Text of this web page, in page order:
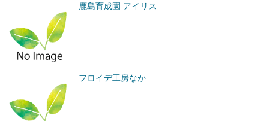
鹿島育成園 アイリス
フロイデ工房なか